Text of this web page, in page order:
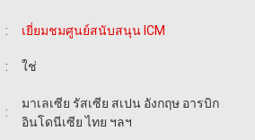
:
เยี่ยมชมศูนย์สนับสนุน ICM
: ใช่
:
มาเลเซีย รัสเซีย สเปน อังกฤษ อารบิก
อินโดนีเซีย ไทย ฯลฯ